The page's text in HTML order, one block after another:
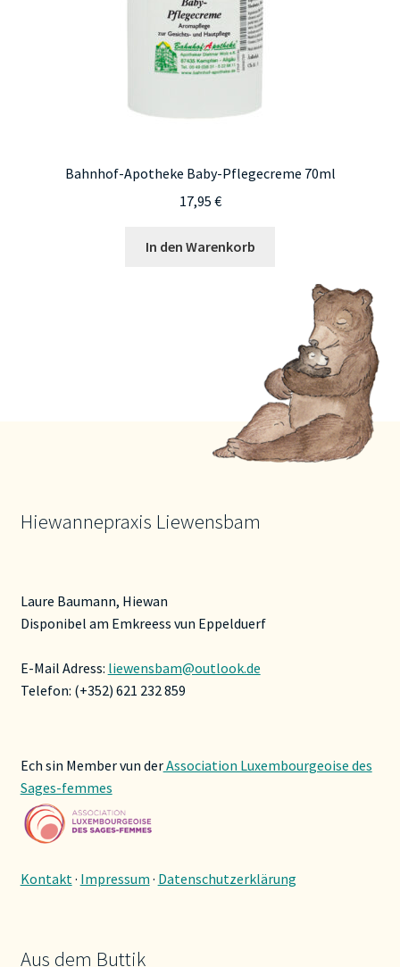
Bahnhof-Apotheke Baby-Pflegecreme 70ml
17,95 €
In den Warenkorb
Hiewannepraxis Liewensbam
Laure Baumann, Hiewan
Disponibel am Emkreess vun Eppelduerf
E-Mail Adress: liewensbam@outlook.de
Telefon: (+352) 621 232 859
Ech sin Member vun derAssociation Luxembourgeoise des
Sages-femmes
Kontakt · Impressum · Datenschutzerklärung
Aus dem Buttik